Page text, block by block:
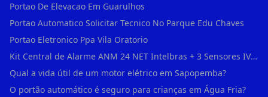
Portao De Elevacao Em Guarulhos
Portao Automatico Solicitar Tecnico No Parque Edu Chaves
Portao Eletronico Ppa Vila Oratorio
Kit Central de Alarme ANM 24 NET Intelbras + 3 Sensores IVP 3000 CF + Bateria + em Vila Jacuí
Qual a vida útil de um motor elétrico em Sapopemba?
O portão automático é seguro para crianças em Água Fria?